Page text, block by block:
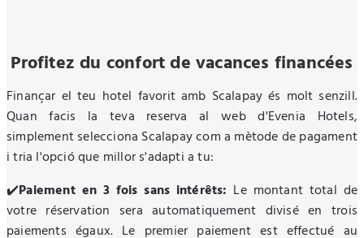
Profitez du confort de vacances financées
Finançar el teu hotel favorit amb Scalapay és molt senzill.
Quan facis la teva reserva al web d'Evenia Hotels,
simplement selecciona Scalapay com a mètode de pagament
i tria l'opció que millor s'adapti a tu:
✔️Paiement en 3 fois sans intérêts: Le montant total de
votre réservation sera automatiquement divisé en trois
paiements égaux. Le premier paiement est effectué au